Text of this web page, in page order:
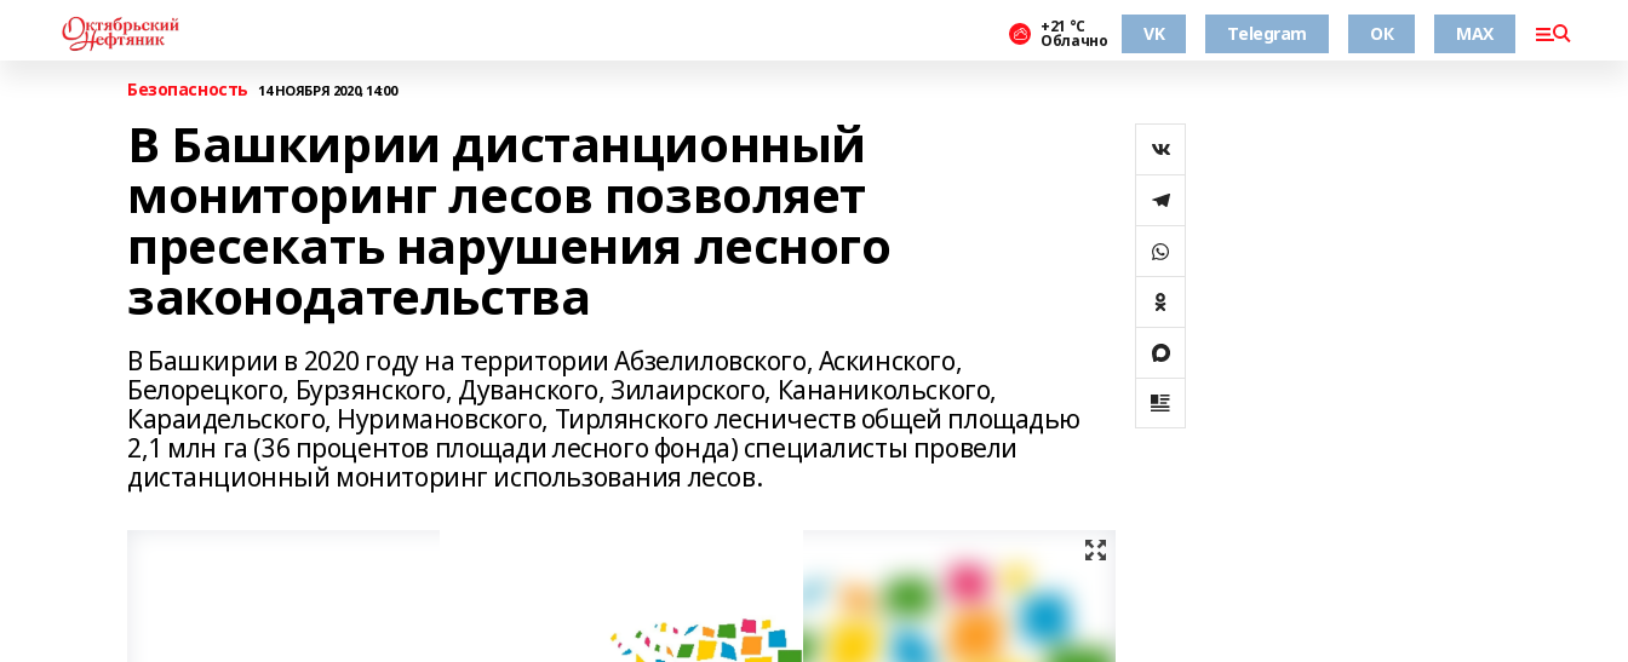
+21 °С
Облачно VK Telegram ОК MAX
Безопасность 14 НОЯБРЯ 2020, 14:00
В Башкирии дистанционный
мониторинг лесов позволяет
пресекать нарушения лесного
законодательства
В Башкирии в 2020 году на территории Абзелиловского, Аскинского,
Белорецкого, Бурзянского, Дуванского, Зилаирского, Кананикольского,
Караидельского, Нуримановского, Тирлянского лесничеств общей площадью
2,1 млн га (36 процентов площади лесного фонда) специалисты провели
дистанционный мониторинг использования лесов.